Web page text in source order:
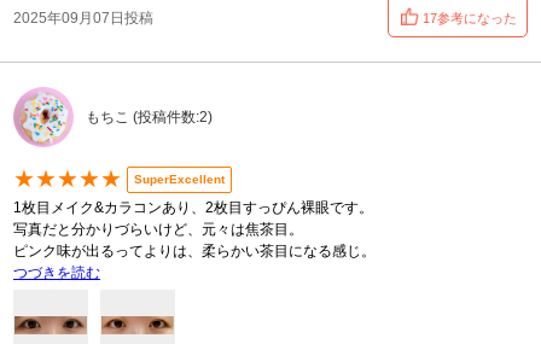
2025年09月07日投稿 17参考になった
もちこ (投稿件数:2)
★★★★★ SuperExcellent
1枚目メイク&カラコンあり、2枚目すっぴん裸眼です。
写真だと分かりづらいけど、元々は焦茶目。
ピンク味が出るってよりは、柔らかい茶目になる感じ。
つづきを読む